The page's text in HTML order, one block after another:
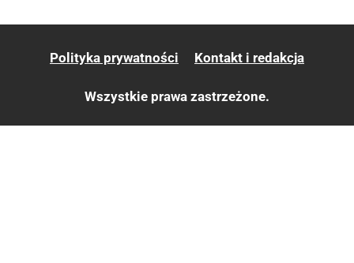
Polityka prywatności Kontakt i redakcja
Wszystkie prawa zastrzeżone.